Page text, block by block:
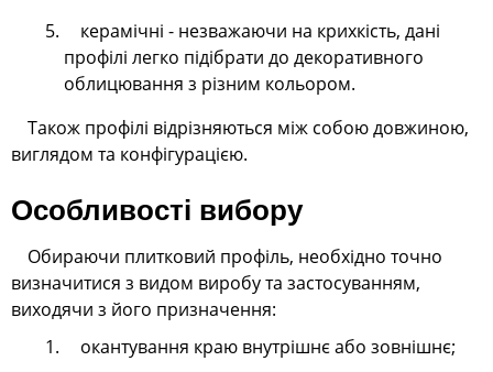
керамічні - незважаючи на крихкість, дані
профілі легко підібрати до декоративного
облицювання з різним кольором.
Також профілі відрізняються між собою довжиною,
виглядом та конфігурацією.
Особливості вибору
Обираючи плитковий профіль, необхідно точно
визначитися з видом виробу та застосуванням,
виходячи з його призначення:
окантування краю внутрішнє або зовнішнє;